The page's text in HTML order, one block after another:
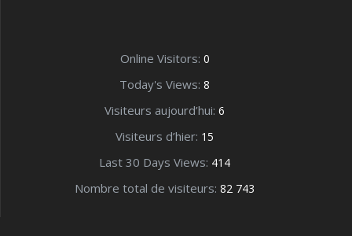
Online Visitors: 0
Today's Views: 8
Visiteurs aujourd’hui: 6
Visiteurs d’hier: 15
Last 30 Days Views: 414
Nombre total de visiteurs: 82 743